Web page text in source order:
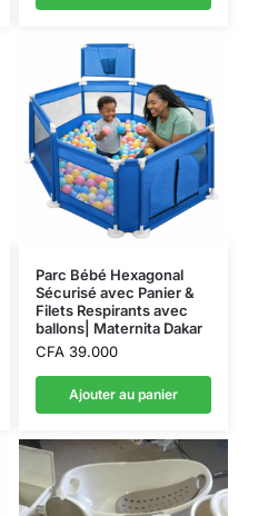
Parc Bébé Hexagonal
Sécurisé avec Panier &
Filets Respirants avec
ballons| Maternita Dakar
CFA39.000
Ajouter au panier